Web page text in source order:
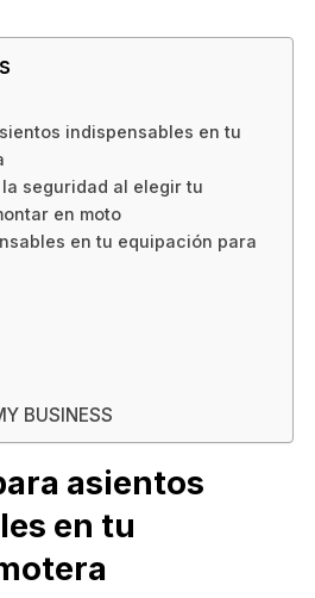
indispensables en tu
seguridad al elegir tu
en moto
en tu equipación para
BUSINESS
asientos
en tu